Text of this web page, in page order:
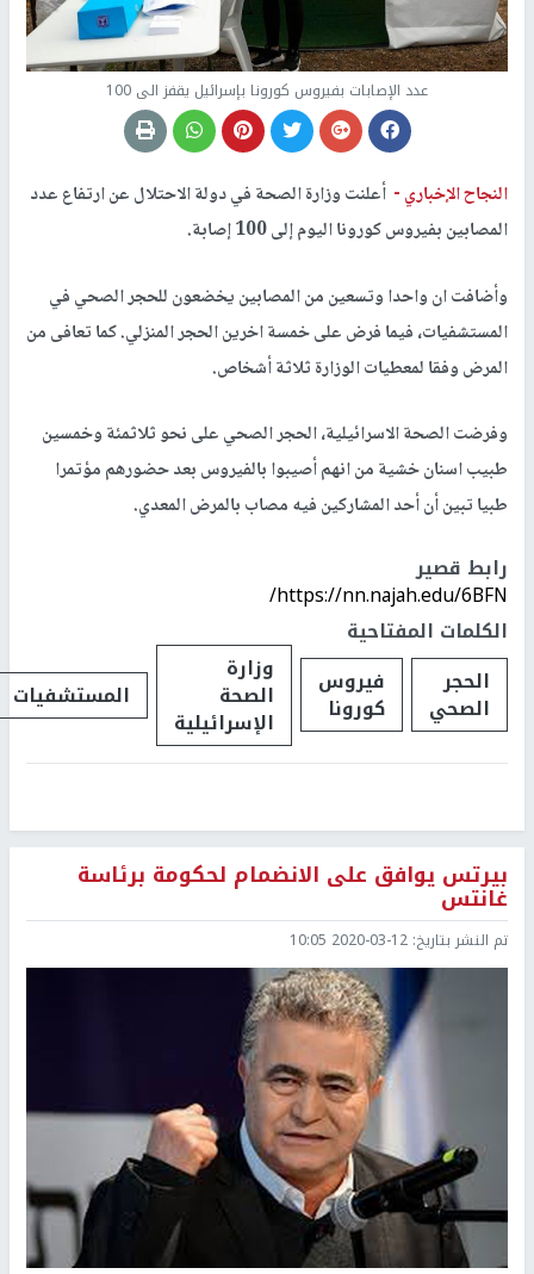
عدد الإصابات بفيروس كورونا بإسرائيل يقفز الى 100
النجاح الإخباري - أعلنت وزارة الصحة في دولة الاحتلال عن ارتفاع عدد
المصابين بفيروس كورونا اليوم إلى 100 إصابة.
وأضافت ان واحدا وتسعين من المصابين يخضعون للحجر الصحي في
المستشفيات، فيما فرض على خمسة اخرين الحجر المنزلي. كما تعافى من
المرض وفقا لمعطيات الوزارة ثلاثة أشخاص.
وفرضت الصحة الاسرائيلية، الحجر الصحي على نحو ثلاثمئة وخمسين
طبيب اسنان خشية من انهم أصيبوا بالفيروس بعد حضورهم مؤتمرا
طبيا تبين أن أحد المشاركين فيه مصاب بالمرض المعدي.
رابط قصير
https://nn.najah.edu/6BFN/
الكلمات المفتاحية
الحجر
الصحي
فيروس
كورونا
وزارة
الصحة
الإسرائيلية
المستشفيات
بيرتس يوافق على الانضمام لحكومة برئاسة
غانتس
تم النشر بتاريخ: 2020-03-12 10:05